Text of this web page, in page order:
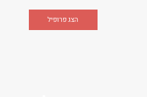
הצג פרופיל